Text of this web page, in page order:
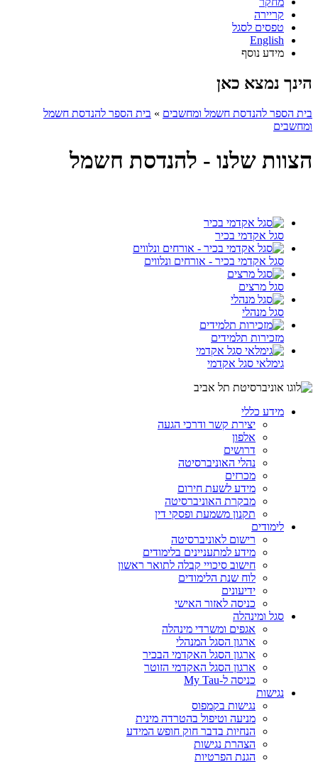
קריירה
טפסים לסגל
English
מידע נוסף
הינך נמצא כאן
בית הספר להנדסת חשמל ומחשבים » בית הספר להנדסת חשמל
ומחשבים
הצוות שלנו - להנדסת חשמל
סגל אקדמי בכיר
סגל אקדמי בכיר - אורחים ונלווים
סגל מרצים
סגל מנהלי
מזכירות תלמידים
גימלאי סגל אקדמי
מידע כללי
יצירת קשר ודרכי הגעה
אלפון
דרושים
נהלי האוניברסיטה
מכרזים
מידע לשעת חירום
מבקרת האוניברסיטה
תקנון משמעת ופסקי דין
לימודים
רישום לאוניברסיטה
מידע למתעניינים בלימודים
חישוב סיכויי קבלה לתואר ראשון
לוח שנת הלימודים
ידיעונים
כניסה לאזור האישי
סגל ומינהלה
אגפים ומשרדי מינהלה
ארגון הסגל המנהלי
ארגון הסגל האקדמי הבכיר
ארגון הסגל האקדמי הזוטר
כניסה ל-My Tau
נגישות
נגישות בקמפוס
מניעה וטיפול בהטרדה מינית
הנחיות בדבר חוק חופש המידע
הצהרת נגישות
הגנת הפרטיות